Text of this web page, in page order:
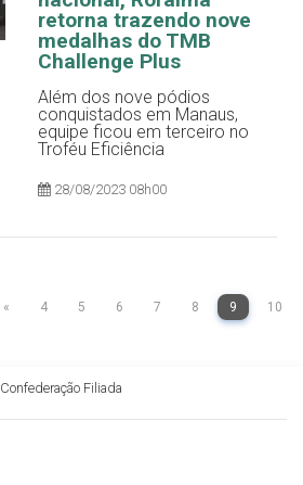
retorna trazendo nove
medalhas do TMB
Challenge Plus
Além dos nove pódios
conquistados em Manaus,
equipe ficou em terceiro no
Troféu Eficiência
28/08/2023 08h00
« 4 5 6 7 8 9 10
Confederação Filiada